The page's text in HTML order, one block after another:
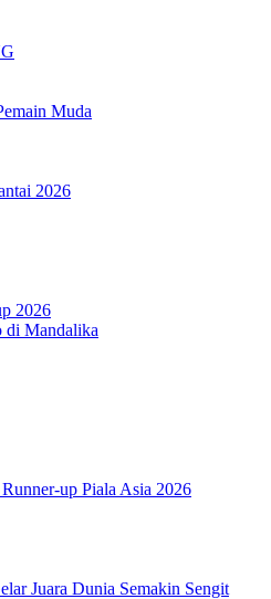
Muda
2026
2026
di Mandalika
up Piala Asia 2026
Juara Dunia Semakin Sengit